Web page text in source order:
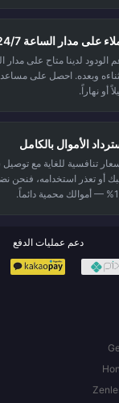
على مدار الساعة 24/7
الودود لدينا متاح على
وبعده. احصل على
أو نهاراً.
الأموال بالكامل
تنافسية للغاية مع
أو تعذر استخدامه، فنحن
دعم عمليات الدفع